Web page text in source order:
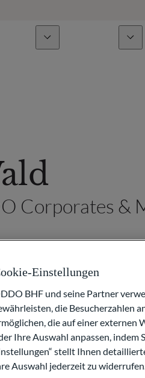
Corporates &
Corporate-&-Markets-
und des Management
Geschäftsbereichen und
für Client
für kurzfristige
der Gruppe in
Einstellungen
BHF und seine Partner
die Besucherzahlen
die auf einer externen
Ihre Auswahl anpassen, indem
stellt Ihnen
Auswahl jederzeit zu widerrufen.